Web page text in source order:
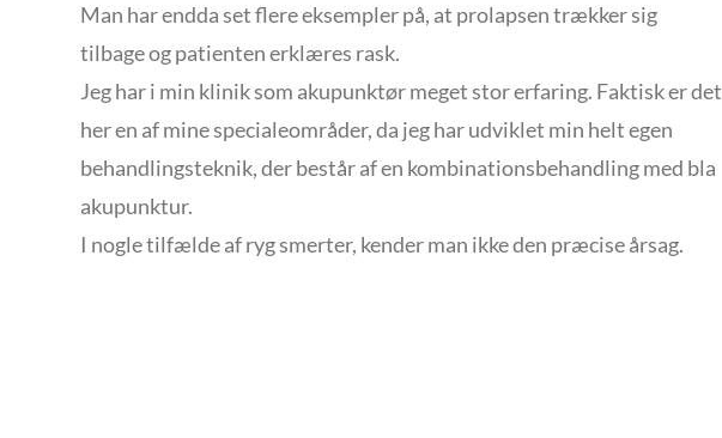
Man har endda set flere eksempler på, at prolapsen trækker sig
tilbage og patienten erklæres rask.
Jeg har i min klinik som akupunktør meget stor erfaring. Faktisk er det
her en af mine specialeområder, da jeg har udviklet min helt egen
behandlingsteknik, der består af en kombinationsbehandling med bla
akupunktur.
I nogle tilfælde af ryg smerter, kender man ikke den præcise årsag.